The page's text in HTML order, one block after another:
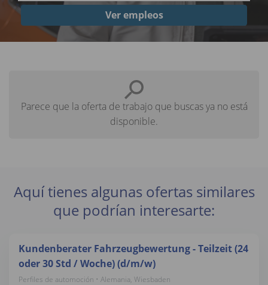
Ver empleos
Parece que la oferta de trabajo que buscas ya no está
disponible.
Aquí tienes algunas ofertas similares
que podrían interesarte:
Kundenberater Fahrzeugbewertung - Teilzeit (24
oder 30 Std / Woche) (d/m/w)
Perfiles de automoción • Alemania, Wiesbaden